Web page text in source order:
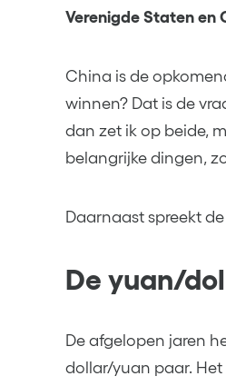
Verenigde Staten en
China is de
winnen? Dat is de
dan zet ik op beide,
belangrijke dingen,
Daarnaast spreekt
De yuan/
De afgelopen jaren
dollar/yuan paar.